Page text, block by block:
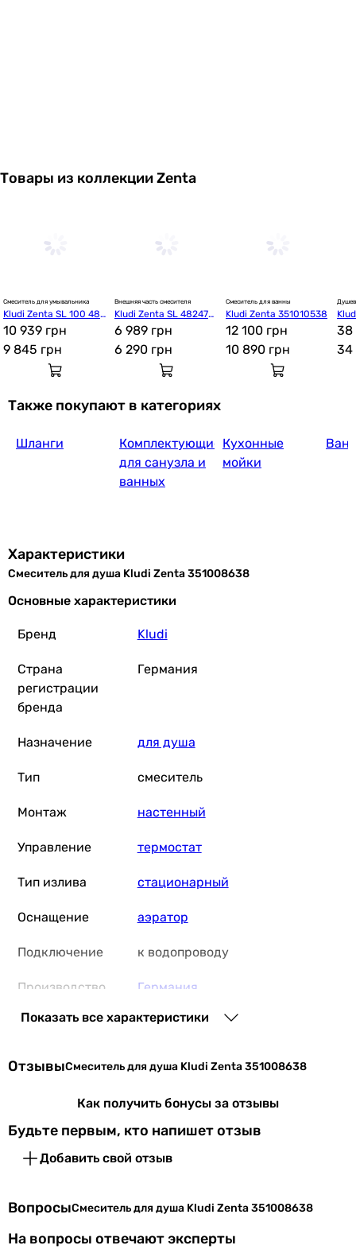
без лейки (ручного душа)
Материал
-
латунь
Производство
Германия
Zenta
Физические характеристики
Высота
80 мм
125 мм
Ширина в упаковке
150 мм
Высота в упаковке
Глубина в упаковке
Вес в упаковке
1.488 кг
Гарантия
60 мес.
Товары из коллекции Zenta
Смеситель для умывальника
Kludi Zenta SL 100 482
980565
10 939 грн
9 845 грн
Внешняя часть смесителя
Kludi Zenta SL 482470
565
6 989 грн
6 290 грн
Смеситель для ванны
Kludi Zenta 351010538
12 100 грн
10 890 грн
38
34
Также покупают в категориях
Шланги
Комплектующие
для санузла и
ванных
Кухонные
мойки
Характеристики
Смеситель для душа Kludi Zenta 351008638
Основные характеристики
Бренд Kludi
Страна
регистрации
бренда
Германия
Назначение для душа
Тип смеситель
Монтаж настенный
Управление термостат
Тип излива стационарный
Оснащение аэратор
Подключение к водопроводу
Производство Германия
Коллекции Zenta
Физические характеристики
хром,
Высота 80 мм
Гарантия
Гарантия 60 мес.
Увидели ошибку в описании или характеристиках?
Показать все характеристики
ОтзывыСмеситель для душа Kludi Zenta 351008638
Как получить бонусы за отзывы
Будьте первым, кто напишет отзыв
Добавить свой отзыв
ВопросыСмеситель для душа Kludi Zenta 351008638
На вопросы отвечают эксперты